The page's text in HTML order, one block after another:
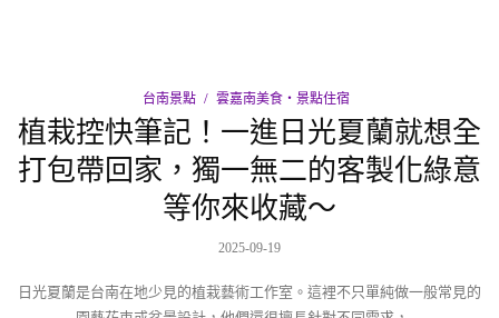
台南景點 雲嘉南美食‧景點住宿
植栽控快筆記！一進日光夏蘭就想全
打包帶回家，獨一無二的客製化綠意
等你來收藏～
2025-09-19
日光夏蘭是台南在地少見的植栽藝術工作室。這裡不只單純做一般常見的